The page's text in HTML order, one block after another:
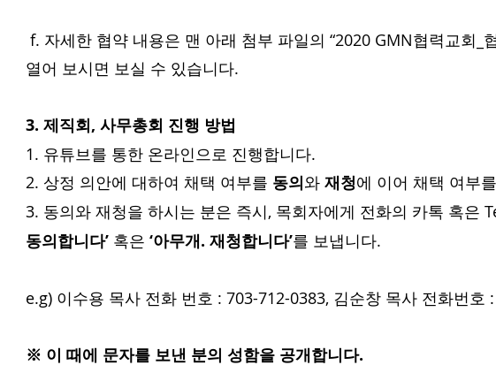
열어 보시면 보실 수 있습니다.
3. 제직회, 사무총회 진행 방법
1. 유튜브를 통한 온라인으로 진행합니다.
2. 상정 의안에 대하여 채택 여부를 동의와 재청에 이어 채택 여부를
3. 동의와 재청을 하시는 분은 즉시, 목회자에게 전화의 카톡 혹은
동의합니다’ 혹은 ‘아무개. 재청합니다’를 보냅니다.
e.g) 이수용 목사 전화 번호 : 703-712-0383, 김순창 목사 전화번호
※ 이 때에 문자를 보낸 분의 성함을 공개합니다.